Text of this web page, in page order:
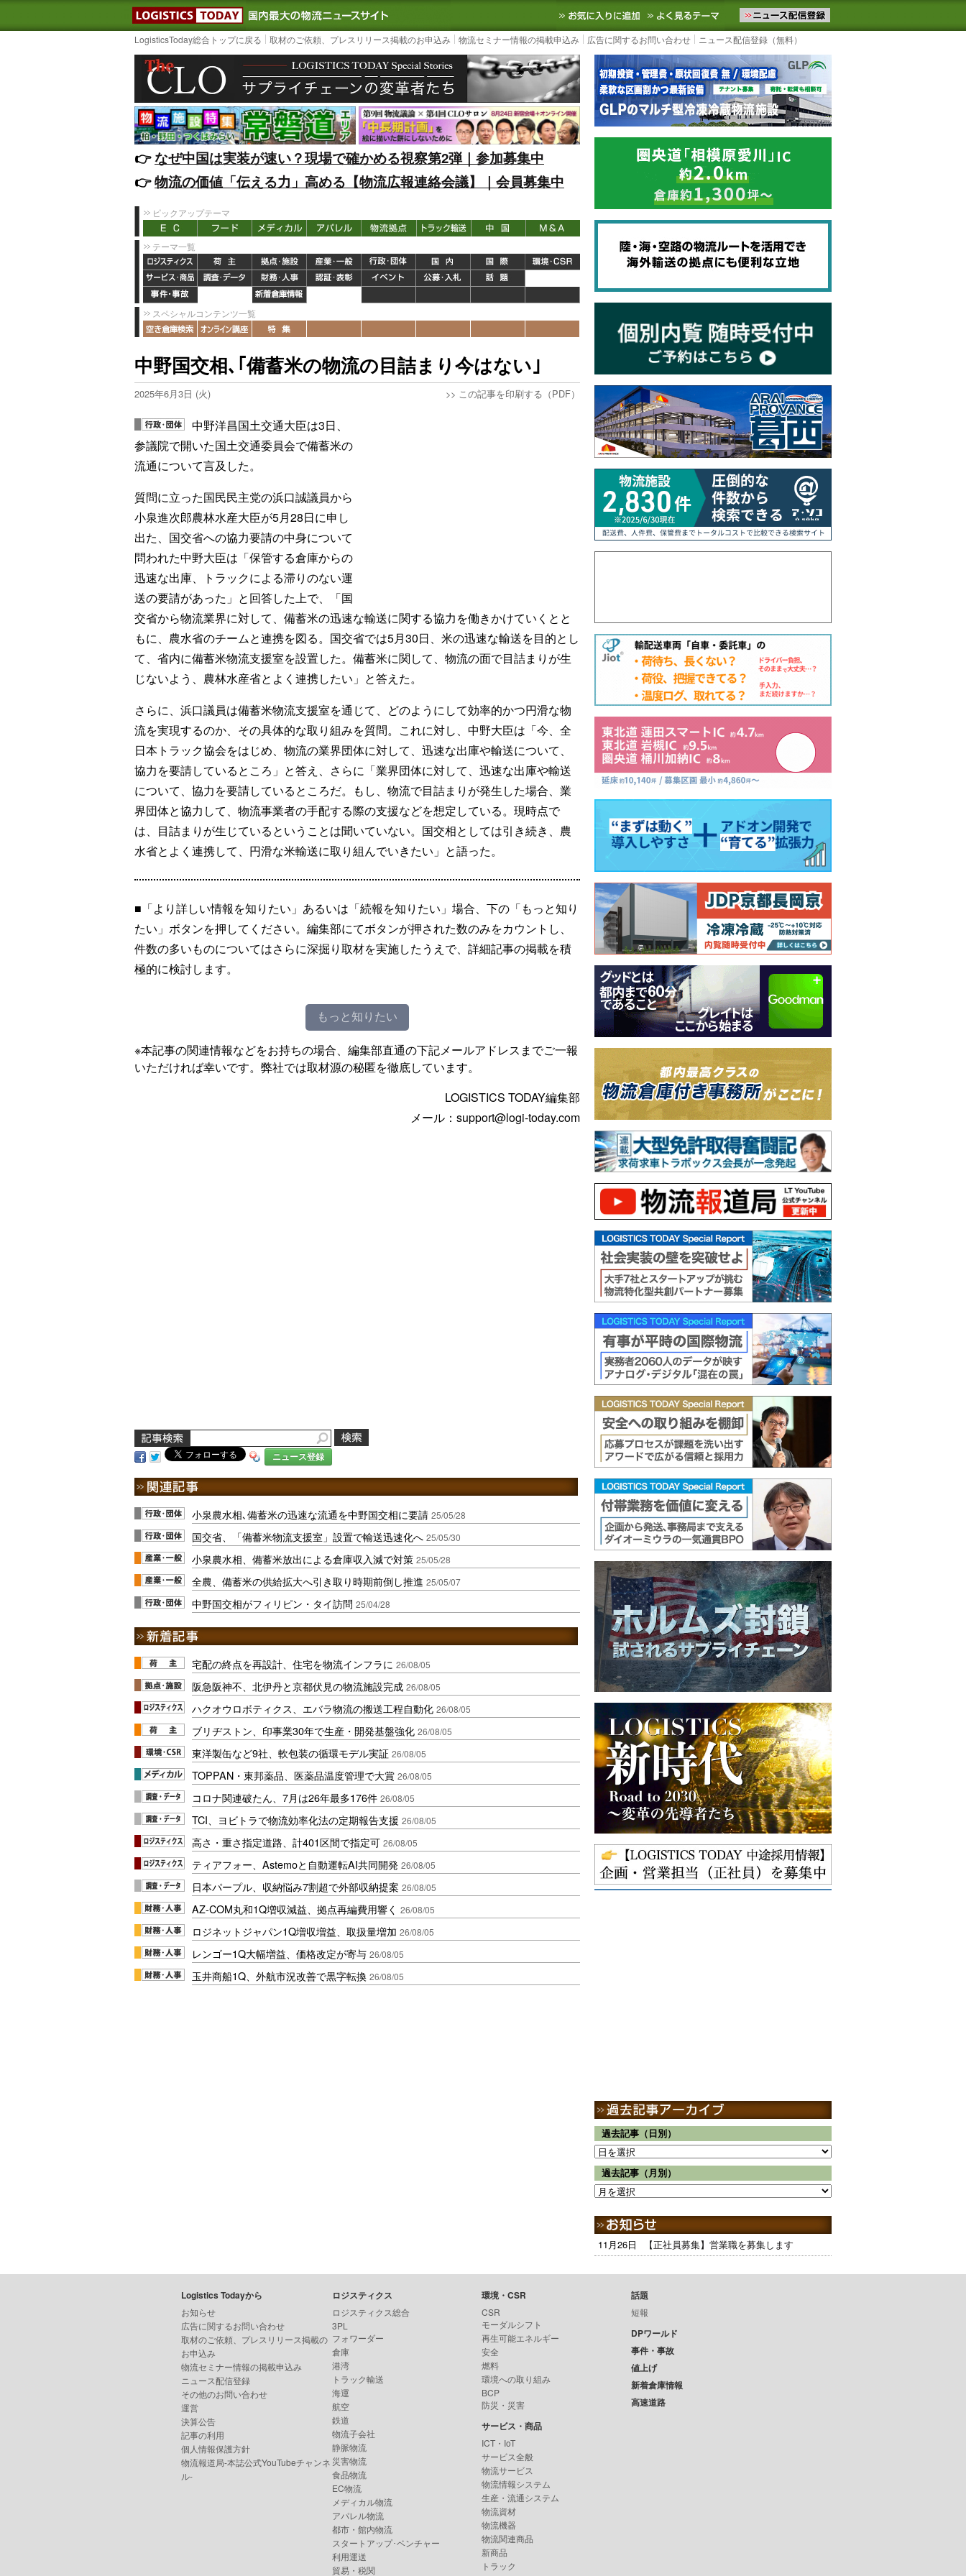
LOGISTICS TODAY｜国内最大の物流ニュースサイト3PL, SCMなど国内外の最新の物流ニュースをお届けします。物流ニュースメール配信を登録す
お気に入りに追加 よく見るテーマ
LogisticsToday総合トップに戻る 取材のご依頼、プレスリリース掲載のお申込み 物流セミナー情報の掲載申込み 広告に関するお問い合わせ ニュース配信登録（無料）
👉️なぜ中国は実装が速い？現場で確かめる視察第2弾｜参加募集中
👉️物流の価値「伝える力」高める【物流広報連絡会議】｜会員募集中
ピックアップテーマ
テーマ一覧
スペシャルコンテンツ一覧
中野国交相､｢備蓄米の物流の目詰まり今はない｣
2025年6月3日 (火) >> この記事を印刷する（PDF）
中野洋昌国土交通大臣は3日、
参議院で開いた国土交通委員会で備蓄米の
流通について言及した。
質問に立った国民民主党の浜口誠議員から
小泉進次郎農林水産大臣が5月28日に申し
出た、国交省への協力要請の中身について
問われた中野大臣は「保管する倉庫からの
迅速な出庫、トラックによる滞りのない運
送の要請があった」と回答した上で、「国
交省から物流業界に対して、備蓄米の迅速な輸送に関する協力を働きかけていくとと
もに、農水省のチームと連携を図る。国交省では5月30日、米の迅速な輸送を目的とし
て、省内に備蓄米物流支援室を設置した。備蓄米に関して、物流の面で目詰まりが生
じないよう、農林水産省とよく連携したい」と答えた。
さらに、浜口議員は備蓄米物流支援室を通じて、どのようにして効率的かつ円滑な物
流を実現するのか、その具体的な取り組みを質問。これに対し、中野大臣は「今、全
日本トラック協会をはじめ、物流の業界団体に対して、迅速な出庫や輸送について、
協力を要請しているところ」と答え、さらに「業界団体に対して、迅速な出庫や輸送
について、協力を要請しているところだ。もし、物流で目詰まりが発生した場合、業
界団体と協力して、物流事業者の手配する際の支援などを想定している。現時点で
は、目詰まりが生じているということは聞いていない。国交相としては引き続き、農
水省とよく連携して、円滑な米輸送に取り組んでいきたい」と語った。
■「より詳しい情報を知りたい」あるいは「続報を知りたい」場合、下の「もっと知り
たい」ボタンを押してください。編集部にてボタンが押された数のみをカウントし、
件数の多いものについてはさらに深掘り取材を実施したうえで、詳細記事の掲載を積
極的に検討します。
もっと知りたい
※本記事の関連情報などをお持ちの場合、編集部直通の下記メールアドレスまでご一報
いただければ幸いです。弊社では取材源の秘匿を徹底しています。
LOGISTICS TODAY編集部
メール：support@logi-today.com
ニュース登録
小泉農水相､備蓄米の迅速な流通を中野国交相に要請 25/05/28
国交省、「備蓄米物流支援室」設置で輸送迅速化へ 25/05/30
小泉農水相、備蓄米放出による倉庫収入減で対策 25/05/28
全農、備蓄米の供給拡大へ引き取り時期前倒し推進 25/05/07
中野国交相がフィリピン・タイ訪問 25/04/28
宅配の終点を再設計、住宅を物流インフラに 26/08/05
阪急阪神不、北伊丹と京都伏見の物流施設完成 26/08/05
ハクオウロボティクス、エバラ物流の搬送工程自動化 26/08/05
ブリヂストン、印事業30年で生産・開発基盤強化 26/08/05
東洋製缶など9社、軟包装の循環モデル実証 26/08/05
TOPPAN・東邦薬品、医薬品温度管理で大賞 26/08/05
コロナ関連破たん、7月は26年最多176件 26/08/05
TCI、ヨビトラで物流効率化法の定期報告支援 26/08/05
高さ・重さ指定道路、計401区間で指定可 26/08/05
ティアフォー、Astemoと自動運転AI共同開発 26/08/05
日本パープル、収納悩み7割超で外部収納提案 26/08/05
AZ-COM丸和1Q増収減益、拠点再編費用響く 26/08/05
ロジネットジャパン1Q増収増益、取扱量増加 26/08/05
レンゴー1Q大幅増益、価格改定が寄与 26/08/05
玉井商船1Q、外航市況改善で黒字転換 26/08/05
過去記事（日別）
過去記事（月別）
11月26日 【正社員募集】営業職を募集します
Logistics Todayから
お知らせ
広告に関するお問い合わせ
取材のご依頼、プレスリリース掲載の
お申込み
物流セミナー情報の掲載申込み
ニュース配信登録
その他のお問い合わせ
運営
決算公告
記事の利用
個人情報保護方針
物流報道局-本誌公式YouTubeチャンネ
ル-
ロジスティクス
ロジスティクス総合
3PL
フォワーダー
倉庫
港湾
トラック輸送
海運
航空
鉄道
物流子会社
静脈物流
災害物流
食品物流
EC物流
メディカル物流
アパレル物流
都市・館内物流
スタートアップ･ベンチャー
利用運送
貿易・税関
環境・CSR
CSR
モーダルシフト
再生可能エネルギー
安全
燃料
環境への取り組み
BCP
防災・災害
サービス・商品
ICT・IoT
サービス全般
物流サービス
物流情報システム
生産・流通システム
物流資材
物流機器
物流関連商品
新商品
トラック
話題
短報
DPワールド
事件・事故
値上げ
新着倉庫情報
高速道路